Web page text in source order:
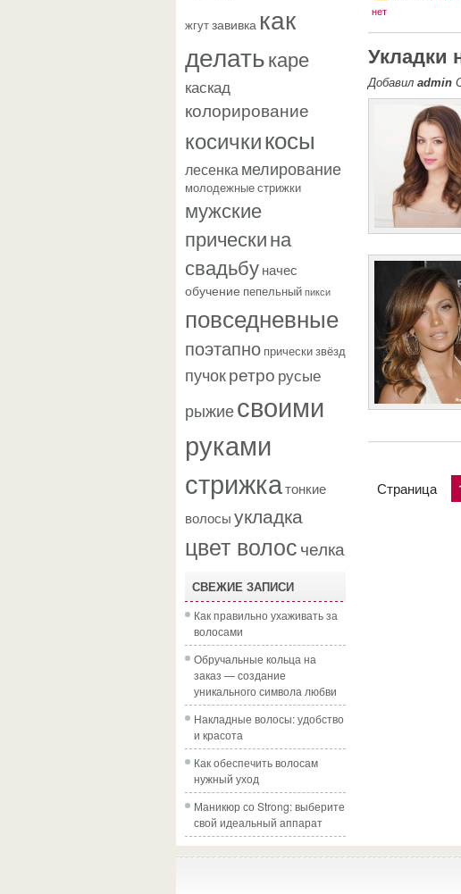
жгутзавивка как
делатькаре
каскад
колорирование
косичкикосы
лесенкамелирование
молодежные стрижки
мужские
прическина
свадьбуначес
обучение пепельный пикси
повседневные
поэтапно прически звёзд
пучокретро русые
рыжиесвоими
руками
стрижкатонкие
волосыукладка
цвет волосчелка
СВЕЖИЕ ЗАПИСИ
Как правильно ухаживать за
волосами
Обручальные кольца на
заказ — создание
уникального символа любви
Накладные волосы: удобство
и красота
Как обеспечить волосам
нужный уход
Маникюр со Strong: выберите
свой идеальный аппарат
нет
Укладки
Добавил admin
Страница